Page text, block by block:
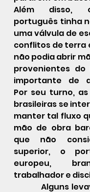
Além disso,
português tinha
uma válvula de
conflitos de terra
não podia abrir
provenientes do
importante de
Por seu turno,
brasileiras se
manter tal fluxo
mão de obra
que não
superior, o
europeu,
trabalhador e